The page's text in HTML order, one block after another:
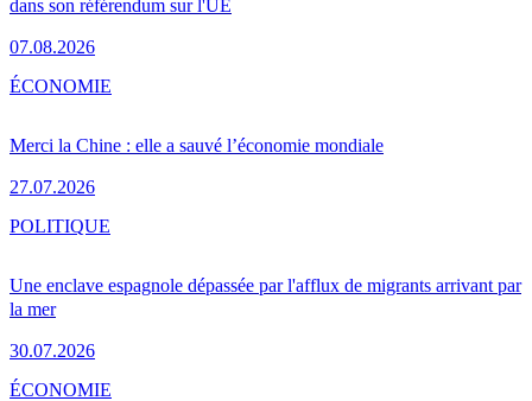
dans son référendum sur l'UE
07.08.2026
Merci la Chine : elle a sauvé l’économie mondiale
27.07.2026
ÉCONOMIE
Une enclave espagnole dépassée par l'afflux de migrants arrivant par
la mer
30.07.2026
POLITIQUE
ÉCONOMIE